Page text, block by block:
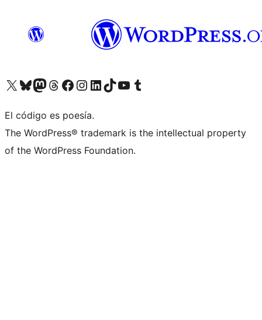
Visita nuestra cuenta de X (anteriormente Twitter)
Visita nuestra cuenta de Bluesky
Visita nuestra cuenta de Mastodon
Visita nuestra cuenta de Threads
Visita nuestra página de Facebook
Visita nuestra cuenta de Instagram
Visita nuestra cuenta de LinkedIn
Visita nuestra cuenta de TikTok
Visita nuestro canal de YouTube
Visita nuestra cuenta de Tumblr
El código es poesía.
The WordPress® trademark is the intellectual property
of the WordPress Foundation.